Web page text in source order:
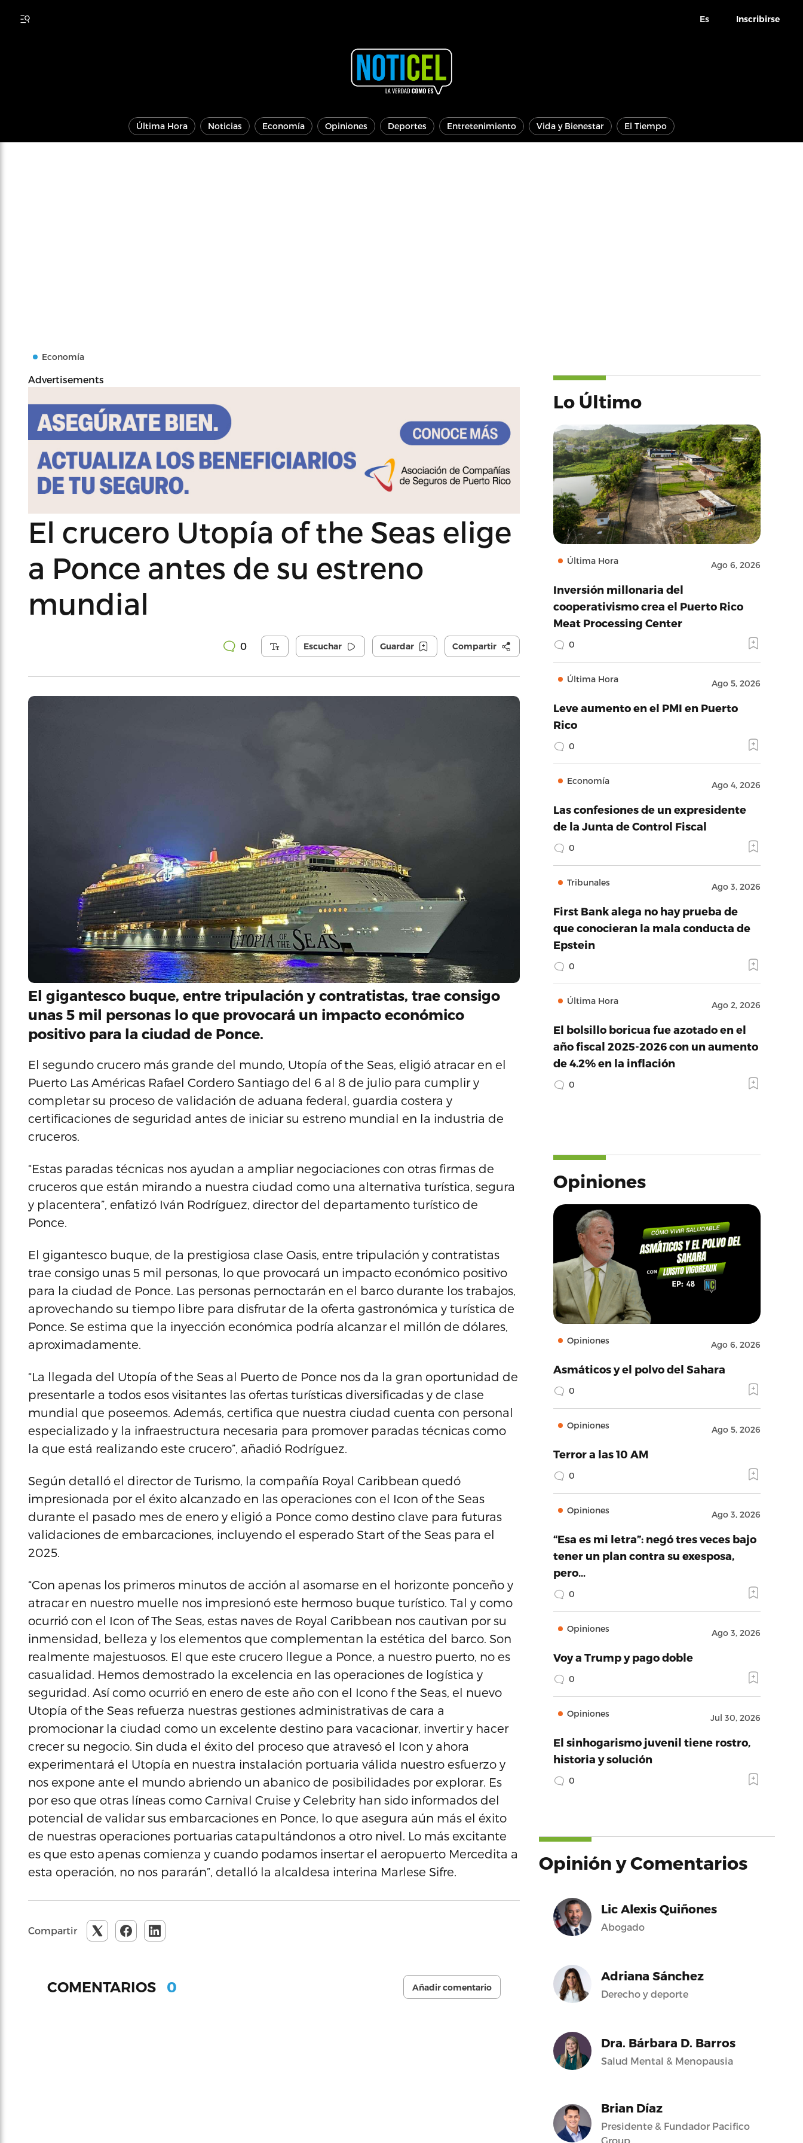
Es Inscribirse
Última Hora Noticias Economía Opiniones Deportes Entretenimiento Vida y Bienestar El Tiempo
Economía
Advertisements
El crucero Utopía of the Seas elige
a Ponce antes de su estreno
mundial
0 Escuchar Guardar Compartir
El gigantesco buque, entre tripulación y contratistas, trae consigo
unas 5 mil personas lo que provocará un impacto económico
positivo para la ciudad de Ponce.
El segundo crucero más grande del mundo, Utopía of the Seas, eligió atracar en el
Puerto Las Américas Rafael Cordero Santiago del 6 al 8 de julio para cumplir y
completar su proceso de validación de aduana federal, guardia costera y
certificaciones de seguridad antes de iniciar su estreno mundial en la industria de
cruceros.
“Estas paradas técnicas nos ayudan a ampliar negociaciones con otras firmas de
cruceros que están mirando a nuestra ciudad como una alternativa turística, segura
y placentera”, enfatizó Iván Rodríguez, director del departamento turístico de
Ponce.
El gigantesco buque, de la prestigiosa clase Oasis, entre tripulación y contratistas
trae consigo unas 5 mil personas, lo que provocará un impacto económico positivo
para la ciudad de Ponce. Las personas pernoctarán en el barco durante los trabajos,
aprovechando su tiempo libre para disfrutar de la oferta gastronómica y turística de
Ponce. Se estima que la inyección económica podría alcanzar el millón de dólares,
aproximadamente.
“La llegada del Utopía of the Seas al Puerto de Ponce nos da la gran oportunidad de
presentarle a todos esos visitantes las ofertas turísticas diversificadas y de clase
mundial que poseemos. Además, certifica que nuestra ciudad cuenta con personal
especializado y la infraestructura necesaria para promover paradas técnicas como
la que está realizando este crucero”, añadió Rodríguez.
Según detalló el director de Turismo, la compañía Royal Caribbean quedó
impresionada por el éxito alcanzado en las operaciones con el Icon of the Seas
durante el pasado mes de enero y eligió a Ponce como destino clave para futuras
validaciones de embarcaciones, incluyendo el esperado Start of the Seas para el
2025.
“Con apenas los primeros minutos de acción al asomarse en el horizonte ponceño y
atracar en nuestro muelle nos impresionó este hermoso buque turístico. Tal y como
ocurrió con el Icon of The Seas, estas naves de Royal Caribbean nos cautivan por su
inmensidad, belleza y los elementos que complementan la estética del barco. Son
realmente majestuosos. El que este crucero llegue a Ponce, a nuestro puerto, no es
casualidad. Hemos demostrado la excelencia en las operaciones de logística y
seguridad. Así como ocurrió en enero de este año con el Icono f the Seas, el nuevo
Utopía of the Seas refuerza nuestras gestiones administrativas de cara a
promocionar la ciudad como un excelente destino para vacacionar, invertir y hacer
crecer su negocio. Sin duda el éxito del proceso que atravesó el Icon y ahora
experimentará el Utopía en nuestra instalación portuaria válida nuestro esfuerzo y
nos expone ante el mundo abriendo un abanico de posibilidades por explorar. Es
por eso que otras líneas como Carnival Cruise y Celebrity han sido informados del
potencial de validar sus embarcaciones en Ponce, lo que asegura aún más el éxito
de nuestras operaciones portuarias catapultándonos a otro nivel. Lo más excitante
es que esto apenas comienza y cuando podamos insertar el aeropuerto Mercedita a
esta operación, no nos pararán”, detalló la alcaldesa interina Marlese Sifre.
Compartir
COMENTARIOS 0 Añadir comentario
Lo Último
Última Hora Ago 6, 2026
Inversión millonaria del
cooperativismo crea el Puerto Rico
Meat Processing Center
0
Última Hora Ago 5, 2026
Leve aumento en el PMI en Puerto
Rico
0
Economía Ago 4, 2026
Las confesiones de un expresidente
de la Junta de Control Fiscal
0
Tribunales Ago 3, 2026
First Bank alega no hay prueba de
que conocieran la mala conducta de
Epstein
0
Última Hora Ago 2, 2026
El bolsillo boricua fue azotado en el
año fiscal 2025-2026 con un aumento
de 4.2% en la inflación
0
Opiniones
Opiniones Ago 6, 2026
Asmáticos y el polvo del Sahara
0
Opiniones Ago 5, 2026
Terror a las 10 AM
0
Opiniones Ago 3, 2026
“Esa es mi letra”: negó tres veces bajo
tener un plan contra su exesposa,
pero…
0
Opiniones Ago 3, 2026
Voy a Trump y pago doble
0
Opiniones Jul 30, 2026
El sinhogarismo juvenil tiene rostro,
historia y solución
0
Opinión y Comentarios
Lic Alexis Quiñones
Abogado
Adriana Sánchez
Derecho y deporte
Dra. Bárbara D. Barros
Salud Mental & Menopausia
Brian Díaz
Presidente & Fundador Pacifico
Group